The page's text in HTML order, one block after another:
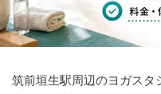
筑前垣生駅周辺のヨガスタ